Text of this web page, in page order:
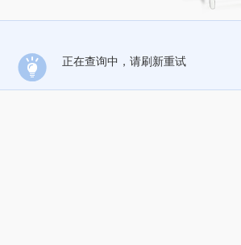
正在查询中，请刷新重试